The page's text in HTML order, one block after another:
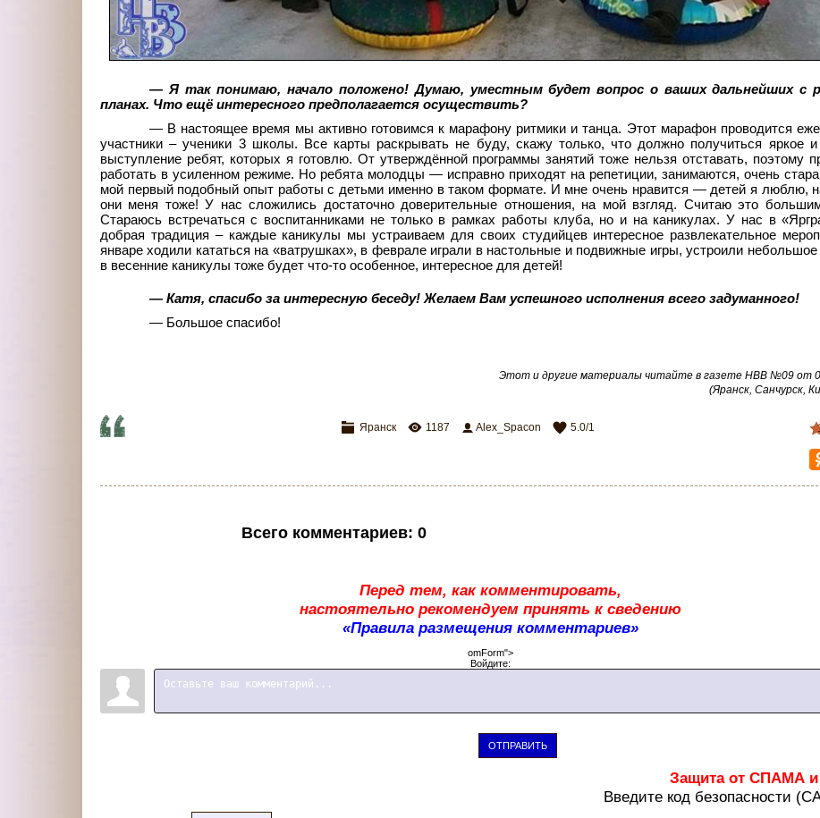
— Я так понимаю, начало положено! Думаю, уместным будет вопрос о ваших дальнейших с
планах. Что ещё интересного предполагается осуществить?
— В настоящее время мы активно готовимся к марафону ритмики и танца. Этот марафон проводится
участники – ученики 3 школы. Все карты раскрывать не буду, скажу только, что должно получиться яркое и
выступление ребят, которых я готовлю. От утверждённой программы занятий тоже нельзя отставать, поэтому
работать в усиленном режиме. Но ребята молодцы — исправно приходят на репетиции, занимаются, очень
мой первый подобный опыт работы с детьми именно в таком формате. И мне очень нравится — детей я люблю,
они меня тоже! У нас сложились достаточно доверительные отношения, на мой взгляд. Считаю это
Стараюсь встречаться с воспитанниками не только в рамках работы клуба, но и на каникулах. У нас в
добрая традиция – каждые каникулы мы устраиваем для своих студийцев интересное развлекательное
январе ходили кататься на «ватрушках», в феврале играли в настольные и подвижные игры, устроили небольшое
в весенние каникулы тоже будет что-то особенное, интересное для детей!
— Катя, спасибо за интересную беседу! Желаем Вам успешного исполнения всего задуманного!
— Большое спасибо!
Этот и другие материалы читайте в газете НВВ №09 от
(Яранск, Санчурск,
Яранск 1187 Alex_Spacon 5.0/1
Всего комментариев: 0
Перед тем, как комментировать,
настоятельно рекомендуем принять к сведению
«Правила размещения комментариев»
omForm">
Войдите:
ОТПРАВИТЬ
Защита от СПАМА
Введите код безопасности